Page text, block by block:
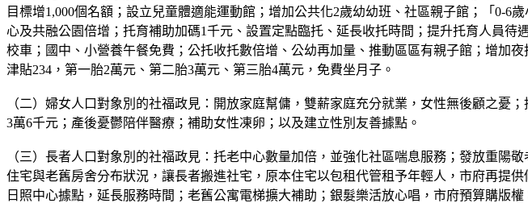
目標增1,000個名額；設立兒童體適能運動館；增加公共化2歲幼幼班、社區親子館；「0-
心及共融公園倍增；托育補助加碼1千元、設置定點臨托、延長收托時間；提升托育人員
校車；國中、小營養午餐免費；公托收托數倍增、公幼再加量、推動區區有親子館；增加
津貼234，第一胎2萬元、第二胎3萬元、第三胎4萬元，免費坐月子。
（二）婦女人口對象別的社福政見：開放家庭幫傭，雙薪家庭充分就業，女性無後顧之
3萬6千元；產後憂鬱陪伴醫療；補助女性凍卵；以及建立性別友善據點。
（三）長者人口對象別的社福政見：托老中心數量加倍，並強化社區喘息服務；發放重陽
住宅與老舊房舍分布狀況，讓長者搬進社宅，原本住宅以包租代管租予年輕人，市府再提
日照中心據點，延長服務時間；老舊公寓電梯擴大補助；銀髮樂活放心唱，市府預算購版